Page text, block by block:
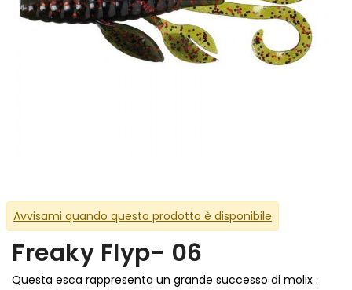
Avvisami quando questo prodotto è disponibile
Freaky Flyp- 06
Questa esca rappresenta un grande successo di molix .